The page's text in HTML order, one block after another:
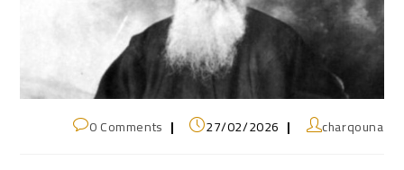
charqouna
27/02/2026
0 Comments